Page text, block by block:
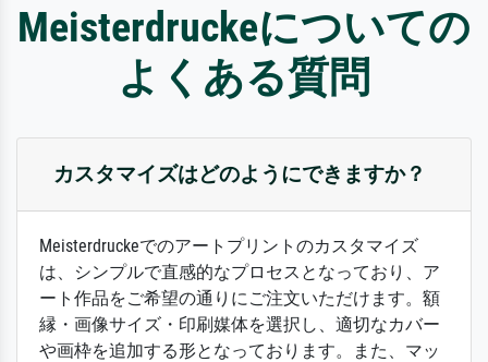
Meisterdruckeについての
よくある質問
カスタマイズはどのようにできますか？
Meisterdruckeでのアートプリントのカスタマイズ
は、シンプルで直感的なプロセスとなっており、ア
ート作品をご希望の通りにご注文いただけます。額
縁・画像サイズ・印刷媒体を選択し、適切なカバー
や画枠を追加する形となっております。また、マッ